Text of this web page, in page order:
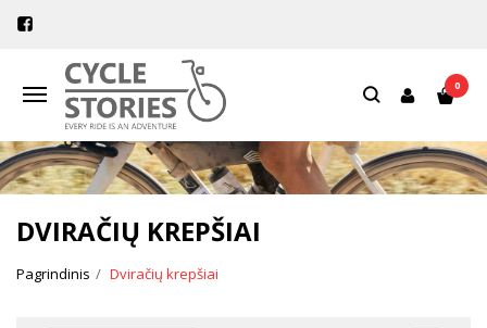
Navigacija
0
DVIRAČIŲ KREPŠIAI
Pagrindinis Dviračių krepšiai